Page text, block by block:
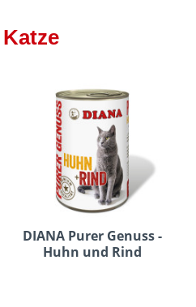
Katze
DIANA Purer Genuss -
Huhn und Rind